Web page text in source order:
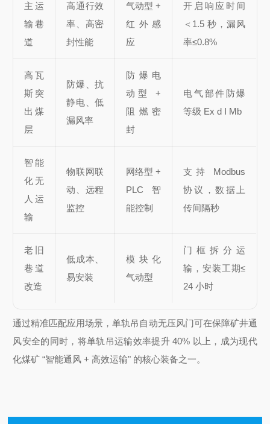
主运
输巷
道
高通行效
率、高密
封性能
气动型 +
红外感
应
开启响应时间
＜1.5 秒，漏风
率≤0.8%
高瓦
斯突
出煤
层
防爆、抗
静电、低
漏风率
防爆电
动型 +
阻燃密
封
电气部件防爆
等级 Ex d I Mb
智能
化无
人运
输
物联网联
动、远程
监控
网络型 +
PLC 智
能控制
支持 Modbus
协议，数据上
传间隔秒
老旧
巷道
改造
低成本、
易安装
模块化
气动型
门框拆分运
输，安装工期≤
24 小时
通过精准匹配应用场景，单轨吊自动无压风门可在保障矿井通
风安全的同时，将单轨吊运输效率提升 40% 以上，成为现代
化煤矿 “智能通风 + 高效运输" 的核心装备之一。